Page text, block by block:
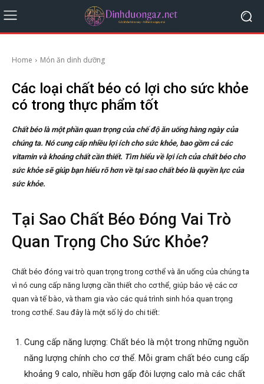
Home Món ăn dinh dưỡng
Các loại chất béo có lợi cho sức khỏe
có trong thực phẩm tốt
Chất béo là một phần quan trọng của chế độ ăn uống hàng ngày của
chúng ta. Nó cung cấp nhiều lợi ích cho sức khỏe, bao gồm cả các
vitamin và khoáng chất cần thiết. Tìm hiểu về lợi ích của chất béo cho
sức khỏe sẽ giúp bạn hiểu rõ hơn về tại sao chất béo là quyền lực của
sức khỏe.
Tại Sao Chất Béo Đóng Vai Trò
Quan Trọng Cho Sức Khỏe?
Chất béo đóng vai trò quan trọng trong cơ thể và ăn uống của chúng ta
vì nó cung cấp năng lượng cần thiết cho cơ thể, giúp bảo vệ các cơ
quan và tế bào, và tham gia vào các quá trình sinh hóa quan trọng
trong cơ thể. Sau đây là một số lý do chi tiết:
Cung cấp năng lượng: Chất béo là một trong những nguồn
năng lượng chính cho cơ thể. Mỗi gram chất béo cung cấp
khoảng 9 calo, nhiều hơn gấp đôi lượng calo mà các chất